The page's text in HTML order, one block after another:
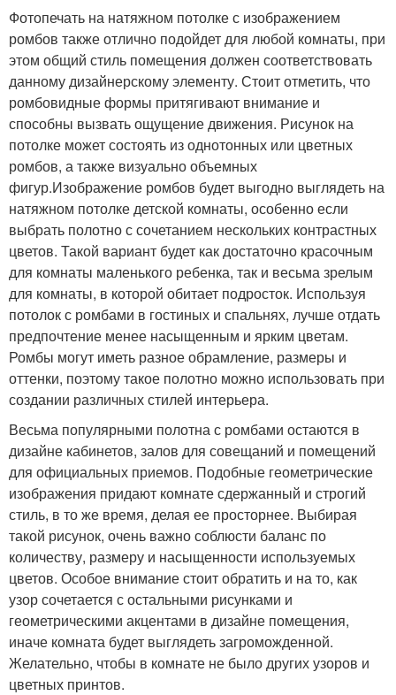
Фотопечать на натяжном потолке с изображением
ромбов также отлично подойдет для любой комнаты, при
этом общий стиль помещения должен соответствовать
данному дизайнерскому элементу. Стоит отметить, что
ромбовидные формы притягивают внимание и
способны вызвать ощущение движения. Рисунок на
потолке может состоять из однотонных или цветных
ромбов, а также визуально объемных
фигур.Изображение ромбов будет выгодно выглядеть на
натяжном потолке детской комнаты, особенно если
выбрать полотно с сочетанием нескольких контрастных
цветов. Такой вариант будет как достаточно красочным
для комнаты маленького ребенка, так и весьма зрелым
для комнаты, в которой обитает подросток. Используя
потолок с ромбами в гостиных и спальнях, лучше отдать
предпочтение менее насыщенным и ярким цветам.
Ромбы могут иметь разное обрамление, размеры и
оттенки, поэтому такое полотно можно использовать при
создании различных стилей интерьера.
Весьма популярными полотна с ромбами остаются в
дизайне кабинетов, залов для совещаний и помещений
для официальных приемов. Подобные геометрические
изображения придают комнате сдержанный и строгий
стиль, в то же время, делая ее просторнее. Выбирая
такой рисунок, очень важно соблюсти баланс по
количеству, размеру и насыщенности используемых
цветов. Особое внимание стоит обратить и на то, как
узор сочетается с остальными рисунками и
геометрическими акцентами в дизайне помещения,
иначе комната будет выглядеть загроможденной.
Желательно, чтобы в комнате не было других узоров и
цветных принтов.